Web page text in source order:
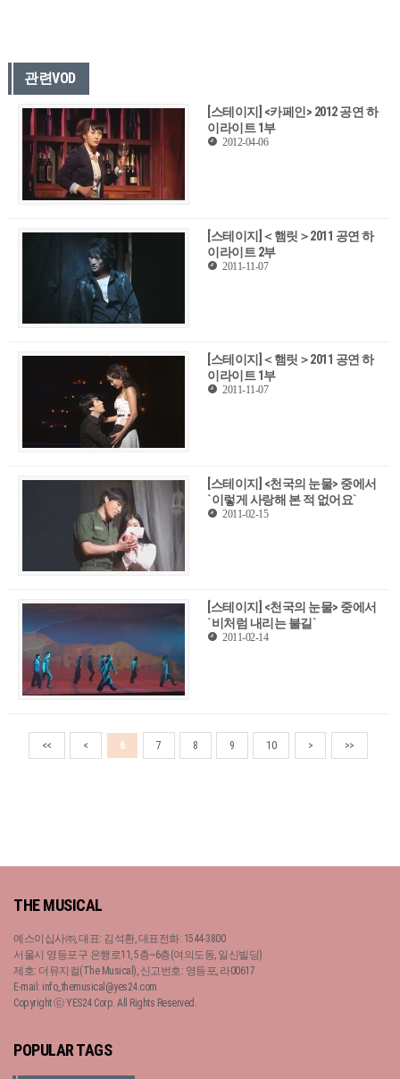
관련VOD
[스테이지] <카페인> 2012 공연 하
이라이트 1부
2012-04-06
[스테이지]＜햄릿＞2011 공연 하
이라이트 2부
2011-11-07
[스테이지]＜햄릿＞2011 공연 하
이라이트 1부
2011-11-07
[스테이지] <천국의 눈물> 중에서
`이렇게 사랑해 본 적 없어요`
2011-02-15
[스테이지] <천국의 눈물> 중에서
`비처럼 내리는 불길`
2011-02-14
<< < 6 7 8 9 10 > >>
THE MUSICAL
예스이십사㈜, 대표: 김석환, 대표전화: 1544-3800
서울시 영등포구 은행로11, 5층~6층(여의도동, 일신빌딩)
제호: 더뮤지컬(The Musical), 신고번호: 영등포, 라00617
E-mail: info_themusical@yes24.com
Copyright ⓒ YES24 Corp. All Rights Reserved.
POPULAR TAGS